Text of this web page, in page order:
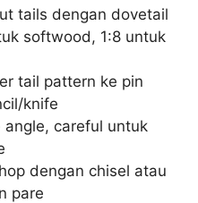
tails dengan dovetail
softwood, 1:8 untuk
tail pattern ke pin
knife
angle, careful untuk
dengan chisel atau
pare